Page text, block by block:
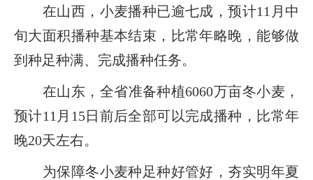
在山西，小麦播种已逾七成，预计11月中
旬大面积播种基本结束，比常年略晚，能够做
到种足种满、完成播种任务。
在山东，全省准备种植6060万亩冬小麦，
预计11月15日前后全部可以完成播种，比常年
晚20天左右。
为保障冬小麦种足种好管好，夯实明年夏